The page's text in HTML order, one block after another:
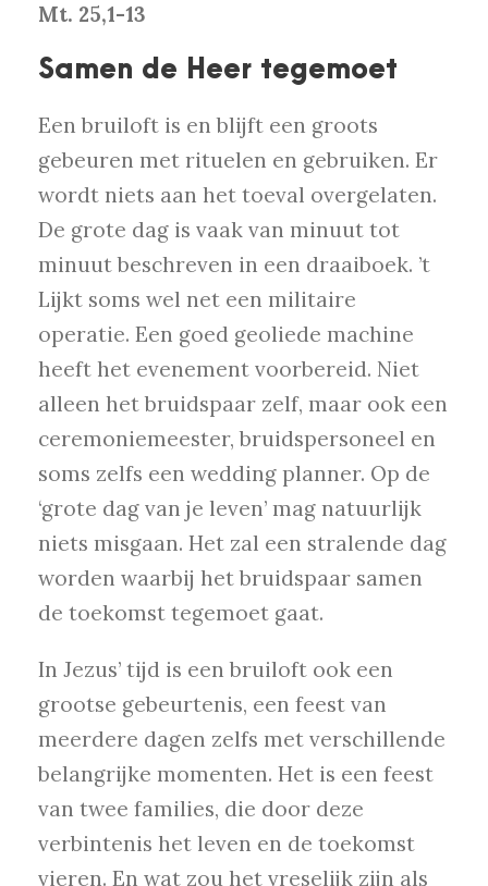
Mt. 25,1-13
Samen de Heer tegemoet
Een bruiloft is en blijft een groots
gebeuren met rituelen en gebruiken. Er
wordt niets aan het toeval overgelaten.
De grote dag is vaak van minuut tot
minuut beschreven in een draaiboek. ’t
Lijkt soms wel net een militaire
operatie. Een goed geoliede machine
heeft het evenement voorbereid. Niet
alleen het bruidspaar zelf, maar ook een
ceremoniemeester, bruidspersoneel en
soms zelfs een wedding planner. Op de
‘grote dag van je leven’ mag natuurlijk
niets misgaan. Het zal een stralende dag
worden waarbij het bruidspaar samen
de toekomst tegemoet gaat.
In Jezus’ tijd is een bruiloft ook een
grootse gebeurtenis, een feest van
meerdere dagen zelfs met verschillende
belangrijke momenten. Het is een feest
van twee families, die door deze
verbintenis het leven en de toekomst
vieren. En wat zou het vreselijk zijn als